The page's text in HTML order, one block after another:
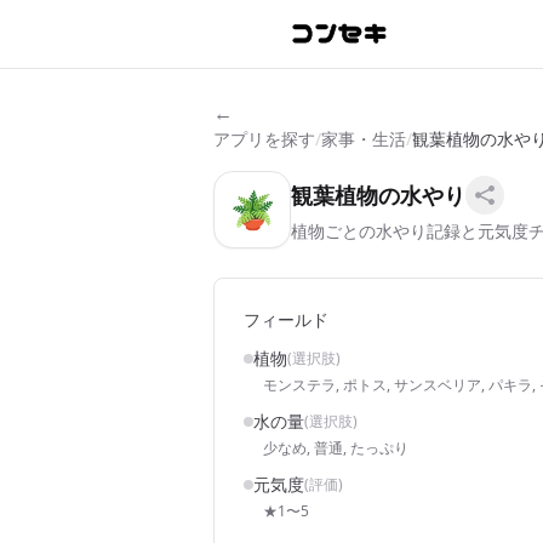
←
アプリを探す/家事・生活/観葉植物の水やり
🪴 観葉植物の水やり
植物ごとの水やり記録と元気度
フィールド
植物(選択肢)
モンステラ, ポトス, サンスベリア, パキラ,
水の量(選択肢)
少なめ, 普通, たっぷり
元気度(評価)
★1〜5